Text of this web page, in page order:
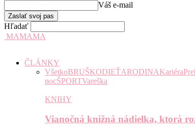
Váš e-mail
Hľadať
MAMAMA
ČLÁNKY
VšetkoBRUŠKODIEŤARODINAKariéra
nocŠPORTVareška
KNIHY
Vianočná knižná nádielka, ktorá